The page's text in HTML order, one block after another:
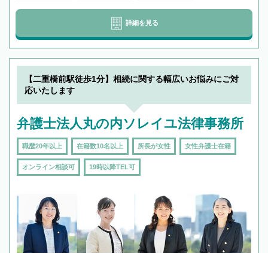
詳細を見る
【二重橋前駅徒歩1分】相続に関する幅広いお悩みにご対
応いたします
弁護士法人丸の内ソレイユ法律事務所
職歴20年以上 在籍数10名以上 所長が女性 女性弁護士在籍
オンライン相談可 19時以降TEL可